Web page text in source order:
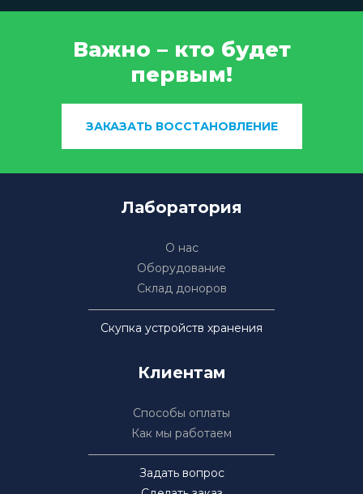
Важно – кто будет
первым!
ЗАКАЗАТЬ ВОССТАНОВЛЕНИЕ
Лаборатория
О нас
Оборудование
Склад доноров
Скупка устройств хранения
Клиентам
Способы оплаты
Как мы работаем
Задать вопрос